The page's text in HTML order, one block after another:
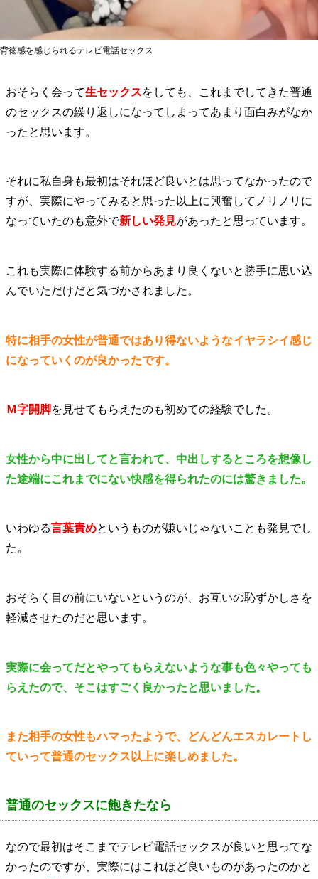
背徳感を感じられるテレビ電話セックス
おそらく会って生セックスをしても、これまでしてきた普通
のセックスの繰り返しになってしまってあまり面白みがなか
ったと思います。
それに私自身も最初はそれほど良いとは思ってなかったので
すが、実際にやってみると思った以上に興奮してノリノリに
なっていたのも意外で新しい発見があったと思っています。
これも実際に体験する前からあまり良くないと勝手に思い込
んでいただけだと気づかされました。
特に相手の女性が普通ではあり得ないようなイヤラシイ感じ
になっていくのが良かったです。
Ｍ字開脚を見せてもらえたのも初めての経験でした。
女性から中に出してと言われて、中出しするところを想像し
た途端にこれまでにない快感を得られたのには驚きました。
いわゆる言葉責めというものが嫌いじゃないことも発見でし
た。
おそらく目の前にいないというのが、お互いの恥ずかしさを
軽減させたのだと思います。
実際に会ってだとやってもらえないような事も色々やっても
らえたので、そこはすごく良かったと思いました。
また相手の女性もハマったようで、どんどんエスカレートし
ていって普通のセックス以上に楽しめました。
普通のセックスに飽きたなら
なので最初はそこまでテレビ電話セックスが良いと思ってな
かったのですが、実際にはこれほど良いものがあったのかと